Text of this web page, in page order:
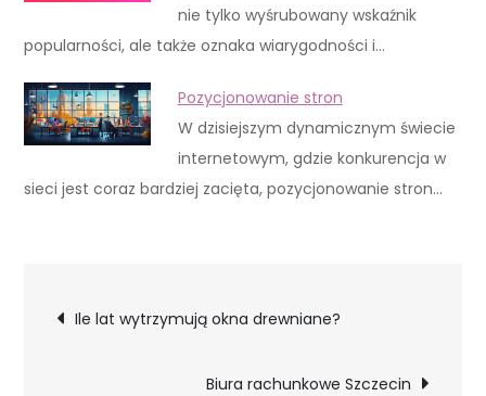
nie tylko wyśrubowany wskaźnik
popularności, ale także oznaka wiarygodności i…
Pozycjonowanie stron
W dzisiejszym dynamicznym świecie
internetowym, gdzie konkurencja w
sieci jest coraz bardziej zacięta, pozycjonowanie stron…
Nawigacja
Ile lat wytrzymują okna drewniane?
Biura rachunkowe Szczecin